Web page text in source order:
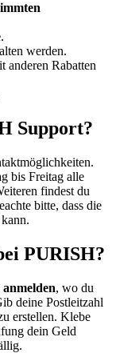
.
werden.
anderen Rabatten
Support?
bis Freitag alle
findest du
bitte, dass die
PURISH?
, wo du
deine Postleitzahl
erstellen. Klebe
dein Geld